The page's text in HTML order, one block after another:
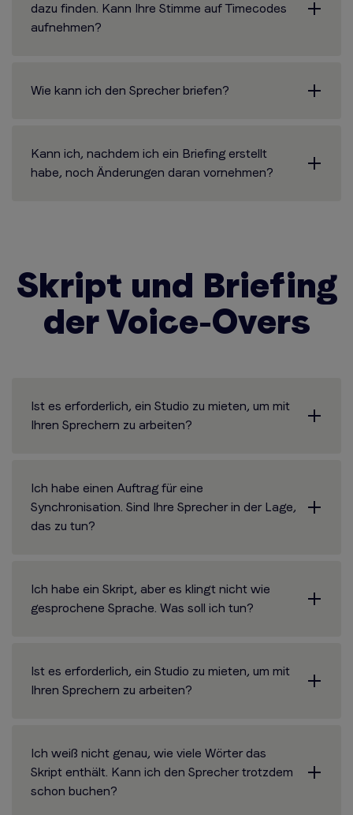
dazu finden. Kann Ihre Stimme auf Timecodes
aufnehmen?
Wie kann ich den Sprecher briefen?
Kann ich, nachdem ich ein Briefing erstellt
habe, noch Änderungen daran vornehmen?
Skript und Briefing
der Voice-Overs
Ist es erforderlich, ein Studio zu mieten, um mit
Ihren Sprechern zu arbeiten?
Ich habe einen Auftrag für eine
Synchronisation. Sind Ihre Sprecher in der Lage,
das zu tun?
Ich habe ein Skript, aber es klingt nicht wie
gesprochene Sprache. Was soll ich tun?
Ist es erforderlich, ein Studio zu mieten, um mit
Ihren Sprechern zu arbeiten?
Ich weiß nicht genau, wie viele Wörter das
Skript enthält. Kann ich den Sprecher trotzdem
schon buchen?